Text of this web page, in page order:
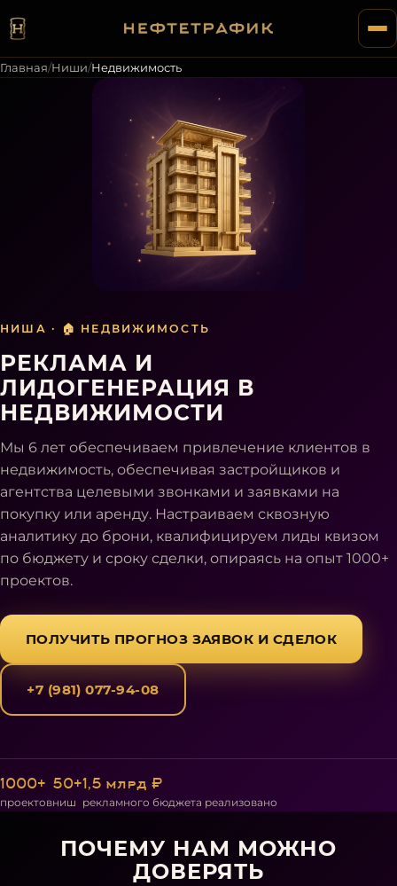
Главная/Ниши/Недвижимость
НИША · 🏠 НЕДВИЖИМОСТЬ
РЕКЛАМА И
ЛИДОГЕНЕРАЦИЯ В
НЕДВИЖИМОСТИ
Мы 6 лет обеспечиваем привлечение клиентов в
недвижимость, обеспечивая застройщиков и
агентства целевыми звонками и заявками на
покупку или аренду. Настраиваем сквозную
аналитику до брони, квалифицируем лиды квизом
по бюджету и сроку сделки, опираясь на опыт 1000+
проектов.
ПОЛУЧИТЬ ПРОГНОЗ ЗАЯВОК И СДЕЛОК
+7 (981) 077-94-08
1000+
проектов
50+
ниш
1,5 млрд ₽
рекламного бюджета реализовано
ПОЧЕМУ НАМ МОЖНО
ДОВЕРЯТЬ